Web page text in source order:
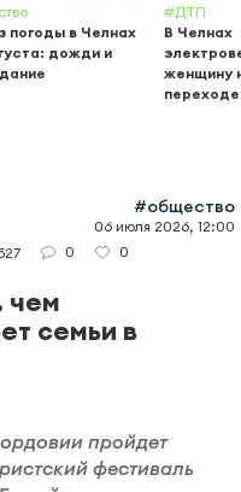
погоды в Челнах
дожди и
#ДТП
В Челнах
женщину
переходе
#общество
06 июля 2026, 12:00
0 0
чем
семьи в
пройдет
фестиваль